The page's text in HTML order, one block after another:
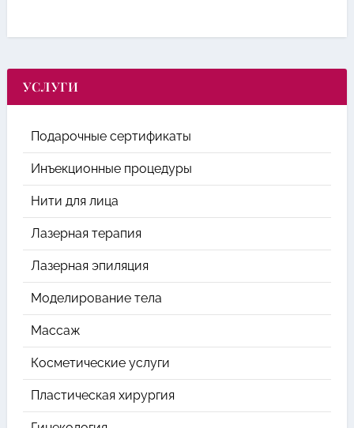
УСЛУГИ
Подарочные сертификаты
Инъекционные процедуры
Нити для лица
Лазерная терапия
Лазерная эпиляция
Моделирование тела
Массаж
Косметические услуги
Пластическая хирургия